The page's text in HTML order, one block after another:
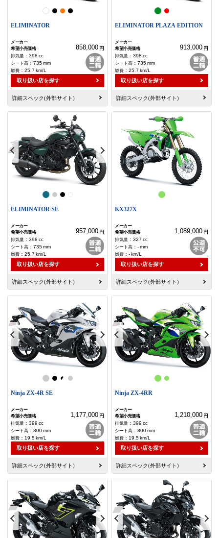
ELIMINATOR
858,000 円
： 398 cc
： 735mm
： 25.7 km/L
取り扱い店を探す
詳細スペック(外部サイト)
ELIMINATOR PLAZA EDITION
913,000 円
： 398 cc
： 735mm
： 25.7 km/L
取り扱い店を探す
詳細スペック(外部サイト)
ELIMINATOR SE
957,000 円
： 398 cc
： 735mm
： 25.7 km/L
取り扱い店を探す
詳細スペック(外部サイト)
KX327X
1,089,000 円
： 327 cc
： -mm
： -km/L
取り扱い店を探す
詳細スペック(外部サイト)
Ninja ZX-4R SE
1,177,000 円
： 399 cc
： 800mm
： 19.5km/L
取り扱い店を探す
詳細スペック(外部サイト)
Ninja ZX-4RR
1,210,000 円
： 399 cc
： 800mm
： 19.5km/L
取り扱い店を探す
詳細スペック(外部サイト)